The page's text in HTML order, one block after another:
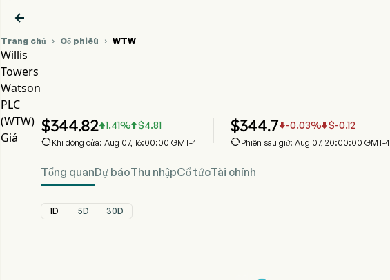

Trang chủ  Cổ phiếu  WTW
Willis
Towers
Watson
PLC
(WTW)
Giá
$344.821.41% $4.81
Khi đóng cửa: Aug 07, 16:00:00 GMT-4
$344.7-0.03% $-0.12
Phiên sau giờ: Aug 07, 20:00:00 GMT-4
Tổng quanDự báoThu nhậpCổ tứcTài chính
1D 5D 30D